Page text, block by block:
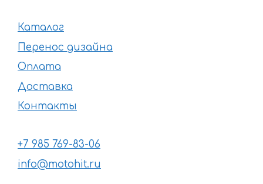
Каталог
Перенос дизайна
Оплата
Доставка
Контакты
+7 985 769-83-06
info@motohit.ru